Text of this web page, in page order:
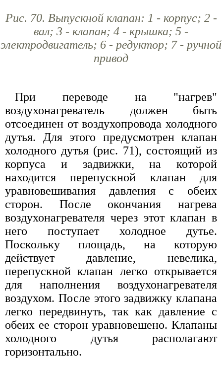
Рис. 70. Выпускной клапан: 1 - корпус; 2 -
вал; 3 - клапан; 4 - крышка; 5 -
электродвигатель; 6 - редуктор; 7 - ручной
привод
При переводе на "нагрев"
воздухонагреватель должен быть
отсоединен от воздухопровода холодного
дутья. Для этого предусмотрен клапан
холодного дутья (рис. 71), состоящий из
корпуса и задвижки, на которой
находится перепускной клапан для
уравновешивания давления с обеих
сторон. После окончания нагрева
воздухонагревателя через этот клапан в
него поступает холодное дутье.
Поскольку площадь, на которую
действует давление, невелика,
перепускной клапан легко открывается
для наполнения воздухонагревателя
воздухом. После этого задвижку клапана
легко передвинуть, так как давление с
обеих ее сторон уравновешено. Клапаны
холодного дутья располагают
горизонтально.